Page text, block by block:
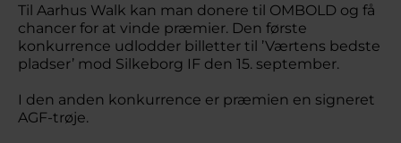
Til Aarhus Walk kan man donere til OMBOLD og få
chancer for at vinde præmier. Den første
konkurrence udlodder billetter til ’Værtens bedste
pladser’ mod Silkeborg IF den 15. september.
I den anden konkurrence er præmien en signeret
AGF-trøje.